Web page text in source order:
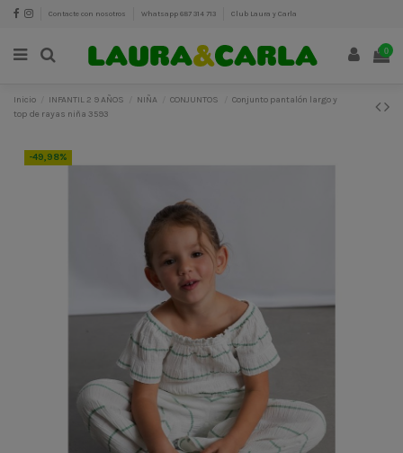
Contacte con nosotros Whatsapp 687 314 713 Club Laura y Carla
0
Inicio INFANTIL 2 9 AÑOS NIÑA CONJUNTOS
Conjunto pantalón largo y
top de rayas niña 3593
-49,98%